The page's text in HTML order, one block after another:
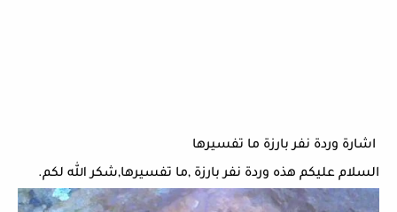
اشارة وردة نفر بارزة ما تفسيرها
السلام عليكم هذه وردة نفر بارزة ,ما تفسيرها,شكر الله لكم.